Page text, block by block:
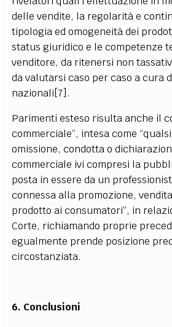
delle vendite, la regolarità e
tipologia ed omogeneità dei
status giuridico e le competenze
venditore, da ritenersi non
da valutarsi caso per caso a cura
nazionali[7].
Parimenti esteso risulta anche il
commerciale”, intesa come
omissione, condotta o
commerciale ivi compresi la
posta in essere da un
connessa alla promozione,
prodotto ai consumatori”, in
Corte, richiamando proprie
egualmente prende posizione
circostanziata.
6. Conclusioni